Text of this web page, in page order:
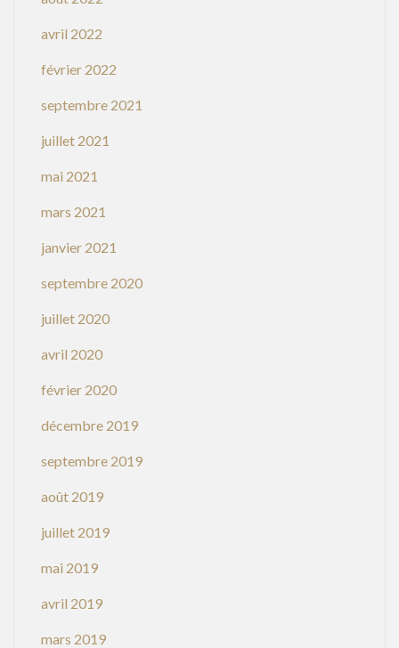
avril 2022
février 2022
septembre 2021
juillet 2021
mai 2021
mars 2021
janvier 2021
septembre 2020
juillet 2020
avril 2020
février 2020
décembre 2019
septembre 2019
août 2019
juillet 2019
mai 2019
avril 2019
mars 2019